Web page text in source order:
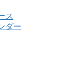
ス
ダー